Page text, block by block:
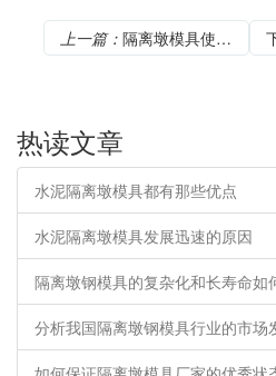
上一篇： 隔离墩模具使用介绍
热读文章
水泥隔离墩模具都有那些优点
水泥隔离墩模具发展迅速的原因
隔离墩钢模具的复杂化和长寿命如
分析我国隔离墩钢模具行业的市场